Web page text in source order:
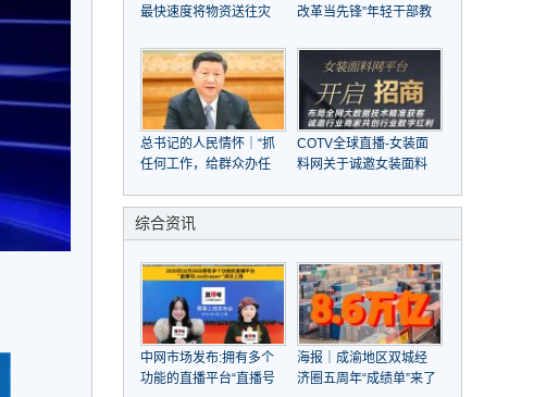
最快速度将物资送往灾
改革当先锋”年轻干部教
总书记的人民情怀｜“抓
任何工作，给群众办任
COTV全球直播-女装面
料网关于诚邀女装面料
工智能之旅
综合资讯
中网市场发布:拥有多个
功能的直播平台“直播号
海报｜成渝地区双城经
济圈五周年“成绩单”来了